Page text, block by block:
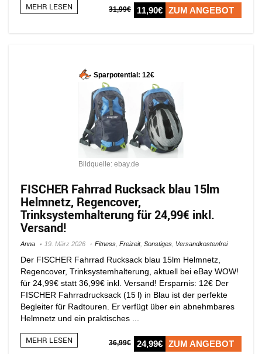
MEHR LESEN 31,99€ 11,90€ ZUM ANGEBOT
Sparpotential: 12€
Bildquelle: ebay.de
FISCHER Fahrrad Rucksack blau 15lm
Helmnetz, Regencover,
Trinksystemhalterung für 24,99€ inkl.
Versand!
Anna 19. März 2026 Fitness Freizeit, Sonstiges Versandkostenfrei
Der FISCHER Fahrrad Rucksack blau 15lm Helmnetz,
Regencover, Trinksystemhalterung, aktuell bei eBay WOW!
für 24,99€ statt 36,99€ inkl. Versand! Ersparnis: 12€ Der
FISCHER Fahrradrucksack (15 l) in Blau ist der perfekte
Begleiter für Radtouren. Er verfügt über ein abnehmbares
Helmnetz und ein praktisches ...
MEHR LESEN 36,99€ 24,99€ ZUM ANGEBOT